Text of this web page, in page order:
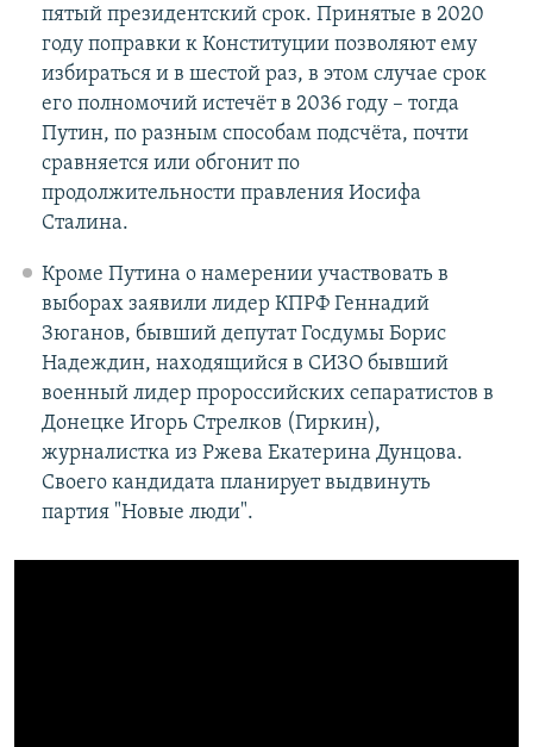
пятый президентский срок. Принятые в 2020
году поправки к Конституции позволяют ему
избираться и в шестой раз, в этом случае срок
его полномочий истечёт в 2036 году – тогда
Путин, по разным способам подсчёта, почти
сравняется или обгонит по
продолжительности правления Иосифа
Сталина.
Кроме Путина о намерении участвовать в
выборах заявили лидер КПРФ Геннадий
Зюганов, бывший депутат Госдумы Борис
Надеждин, находящийся в СИЗО бывший
военный лидер пророссийских сепаратистов в
Донецке Игорь Стрелков (Гиркин),
журналистка из Ржева Екатерина Дунцова.
Своего кандидата планирует выдвинуть
партия "Новые люди".